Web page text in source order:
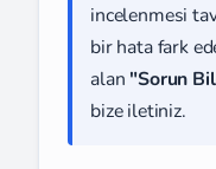
incelenmesi
bir hata fark
alan "Sorun
bize iletiniz.